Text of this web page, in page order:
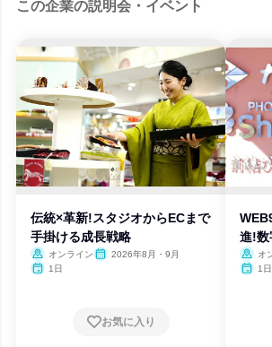
この企業の説明会・イベント
伝統×革新!スタジオからECまで
手掛ける成長戦略
オンライン
2026年8月・9月
1日
お気に入り
進!数
オ
1日